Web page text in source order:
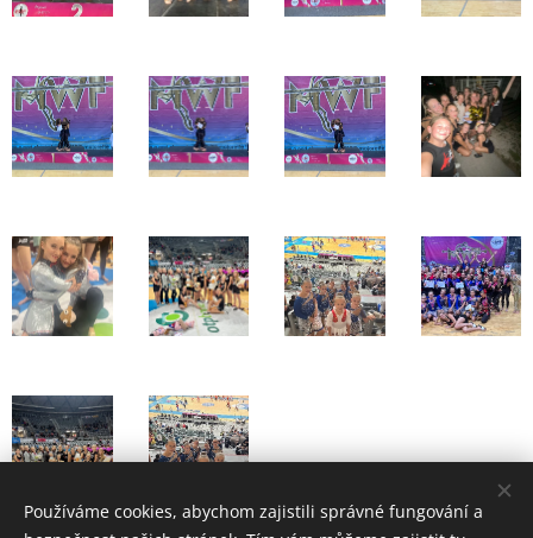
Používáme cookies, abychom zajistili správné fungování a